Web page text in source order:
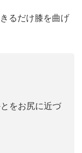
るだけ膝を曲げ
をお尻に近づ